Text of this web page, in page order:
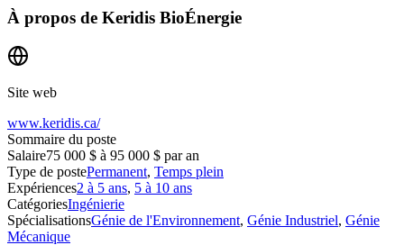
À propos de Keridis BioÉnergie
Site web
www.keridis.ca/
Sommaire du poste
Salaire75 000 $ à 95 000 $ par an
Type de postePermanent, Temps plein
Expériences2 à 5 ans, 5 à 10 ans
CatégoriesIngénierie
SpécialisationsGénie de l'Environnement, Génie Industriel, Génie
Mécanique